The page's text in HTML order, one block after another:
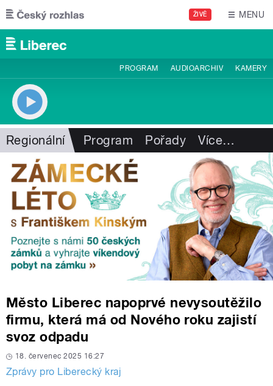
Přejít k hlavnímu obsahu
ŽIVĚ MENU
PROGRAM AUDIOARCHIV KAMERY
Regionální Program Pořady Více…
Město Liberec napoprvé nevysoutěžilo
firmu, která má od Nového roku zajistí
svoz odpadu
18. červenec 2025 16:27
Zprávy pro Liberecký kraj